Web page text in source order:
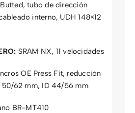
tubo de dirección
interno, UDH 148×12
SRAM NX, 11 velocidades
OE Press Fit, reducción
50/62 mm, ID 44/56 mm
BR-MT410